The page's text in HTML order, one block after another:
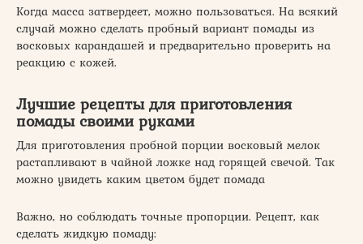
Когда масса затвердеет, можно пользоваться. На всякий
случай можно сделать пробный вариант помады из
восковых карандашей и предварительно проверить на
реакцию с кожей.
Лучшие рецепты для приготовления
помады своими руками
Для приготовления пробной порции восковый мелок
растапливают в чайной ложке над горящей свечой. Так
можно увидеть каким цветом будет помада
Важно, но соблюдать точные пропорции. Рецепт, как
сделать жидкую помаду: